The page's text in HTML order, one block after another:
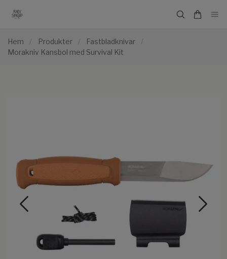
Hem / Produkter / Fastbladknivar
/
Morakniv Kansbol med Survival Kit